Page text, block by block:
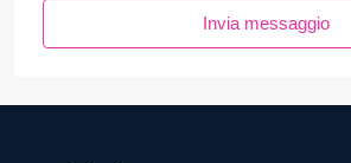
Invia messaggio